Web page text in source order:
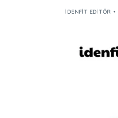
IDENFIT EDITÖR